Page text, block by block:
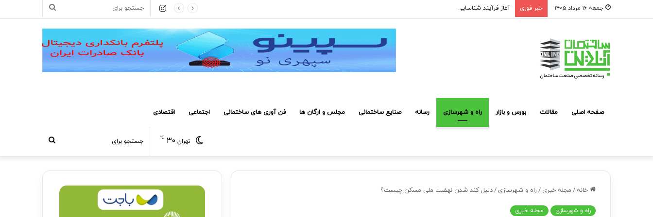
جمعه ۱۶ مرداد ۱۴۰۵ خبر فوری آغاز فرآیند شناسایی و معرفی کارکنان حائز شرایط برای دریافت نشان بهشت
جستجو
اینستاگرام
صفحه اصلی مقالات بورس و بازار راه و شهرسازی رسانه صنایع ساختمانی مجلس و ارگان ها فن آوری های ساختمانی اجتماعی اقتصادی
جستجو
برای
تهران ۳۰ ℃
خانه / مجله خبری / راه و شهرسازی /دلیل کند شدن نهضت ملی مسکن چیست؟
راه و شهرسازی مجله خبری